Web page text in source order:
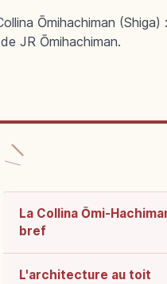
Ōmihachiman
JR Ōmihachiman.
La Collina Ōmi-
bref
L'architecture au toit